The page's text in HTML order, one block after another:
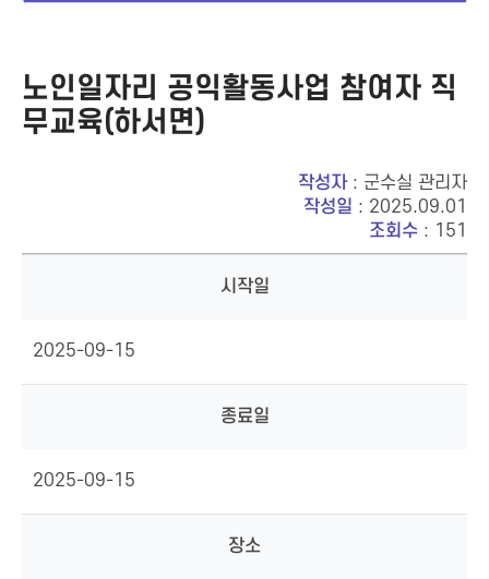
노인일자리 공익활동사업 참여자 직
무교육(하서면)
작성자: 군수실 관리자
작성일 : 2025.09.01
조회수 : 151
시작일
2025-09-15
종료일
2025-09-15
장소